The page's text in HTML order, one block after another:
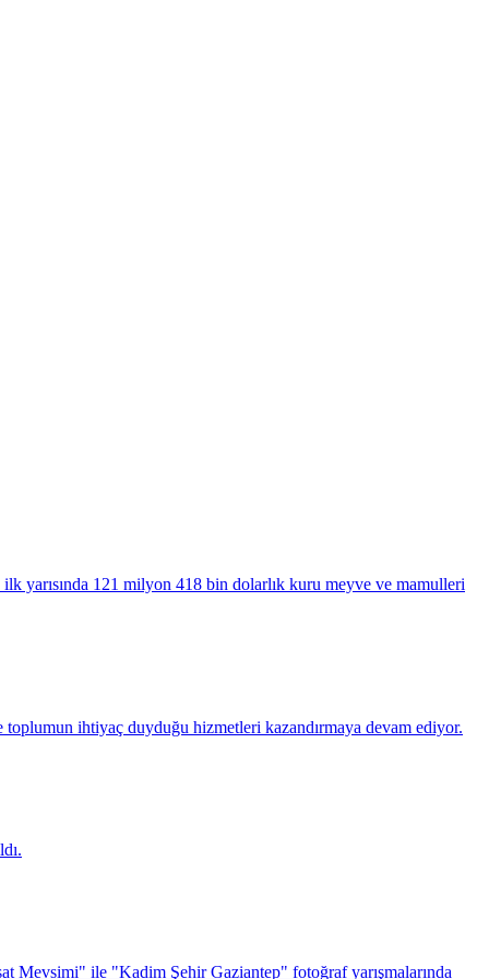
yarısında 121 milyon 418 bin dolarlık kuru meyve ve mamulleri
ihtiyaç duyduğu hizmetleri kazandırmaya devam ediyor.
Mevsimi" ile "Kadim Şehir Gaziantep" fotoğraf yarışmalarında